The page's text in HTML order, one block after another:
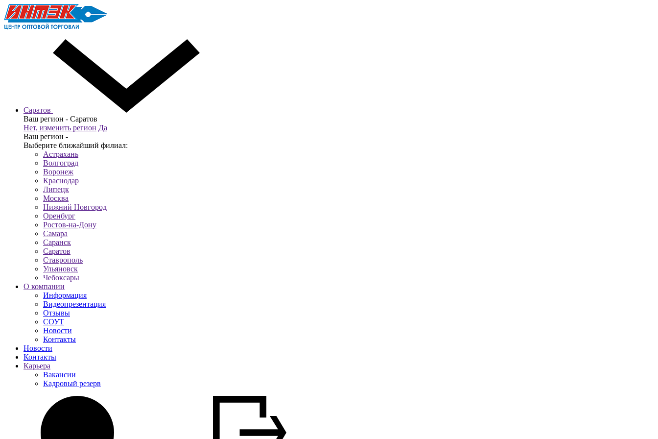
Саратов
Ваш регион - Саратов
Нет, изменить регион Да
Ваш регион -
Выберите ближайший филиал:
Астрахань
Волгоград
Воронеж
Краснодар
Липецк
Москва
Нижний Новгород
Оренбург
Ростов-на-Дону
Самара
Саранск
Саратов
Ставрополь
Ульяновск
Чебоксары
О компании
Информация
Видеопрезентация
Отзывы
СОУТ
Новости
Контакты
Новости
Контакты
Карьера
Вакансии
Кадровый резерв